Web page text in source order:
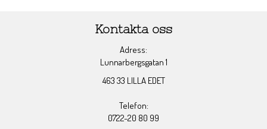
Kontakta oss
Adress:
Lunnarbergsgatan 1
463 33 LILLA EDET
Telefon:
0722-20 80 99